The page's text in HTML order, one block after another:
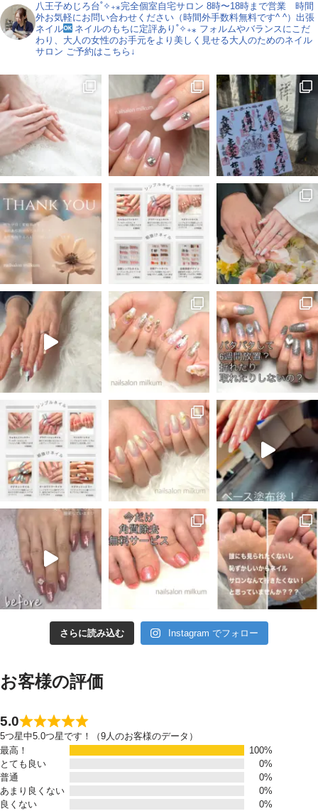
八王子めじろ台˚✧₊⁎完全個室自宅サロン 8時〜18時まで営業 時間
外お気軽にお問い合わせください（時間外手数料無料です^ ^）出張
ネイル
ネイルのもちに定評あり˚✧₊⁎ フォルムやバランスにこだ
わり、大人の女性のお手元をより美しく見せる大人のためのネイル
サロン ご予約はこちら↓
さらに読み込む Instagram でフォロー
お客様の評価
5.0
5つ星中5.0つ星です！（9人のお客様のデータ）
最高！
100%
とても良い
0%
普通
0%
あまり良くない
0%
良くない
0%